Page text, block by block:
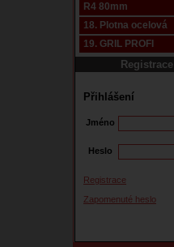
R4 80mm
18. Plotna ocelová
19. GRIL PROFI
Registrace
Přihlášení
Jméno
Heslo
Registrace
Zapomenuté heslo